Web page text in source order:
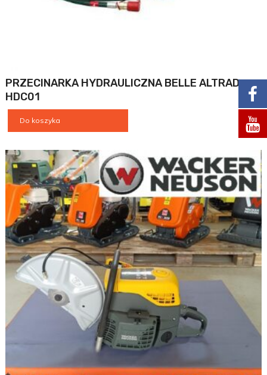
PRZECINARKA HYDRAULICZNA BELLE ALTRAD
HDC01
Do koszyka